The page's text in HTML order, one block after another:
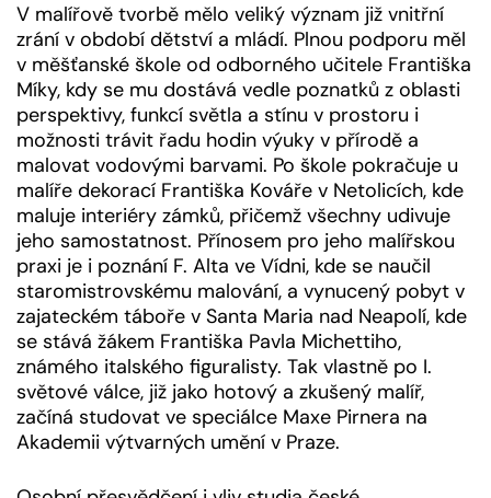
V malířově tvorbě mělo veliký význam již vnitřní
zrání v období dětství a mládí. Plnou podporu měl
v měšťanské škole od odborného učitele Františka
Míky, kdy se mu dostává vedle poznatků z oblasti
perspektivy, funkcí světla a stínu v prostoru i
možnosti trávit řadu hodin výuky v přírodě a
malovat vodovými barvami. Po škole pokračuje u
malíře dekorací Františka Kováře v Netolicích, kde
maluje interiéry zámků, přičemž všechny udivuje
jeho samostatnost. Přínosem pro jeho malířskou
praxi je i poznání F. Alta ve Vídni, kde se naučil
staromistrovskému malování, a vynucený pobyt v
zajateckém táboře v Santa Maria nad Neapolí, kde
se stává žákem Františka Pavla Michettiho,
známého italského figuralisty. Tak vlastně po I.
světové válce, již jako hotový a zkušený malíř,
začíná studovat ve speciálce Maxe Pirnera na
Akademii výtvarných umění v Praze.